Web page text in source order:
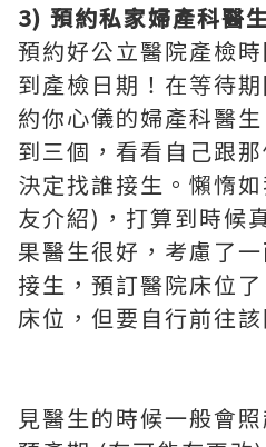
3) 預約私家婦產科醫
預約好公立醫院產檢
到產檢日期！在等待
約你心儀的婦產科醫
到三個，看看自己跟
決定找誰接生。懶惰
友介紹)，打算到時候
果醫生很好，考慮了
接生，預訂醫院床位
床位，但要自行前往
見醫生的時候一般會